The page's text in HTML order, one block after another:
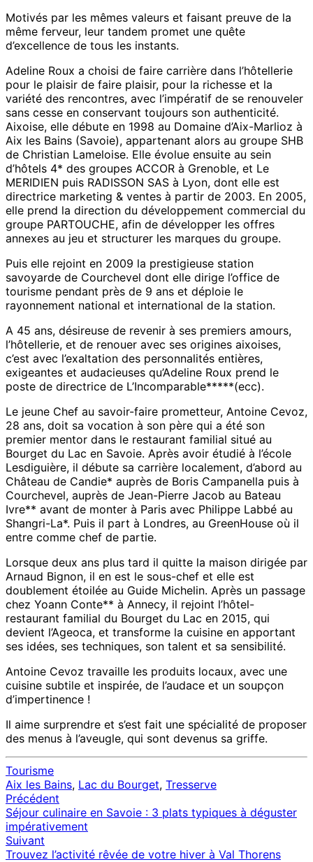
Motivés par les mêmes valeurs et faisant preuve de la
même ferveur, leur tandem promet une quête
d’excellence de tous les instants.
Adeline Roux a choisi de faire carrière dans l’hôtellerie
pour le plaisir de faire plaisir, pour la richesse et la
variété des rencontres, avec l’impératif de se renouveler
sans cesse en conservant toujours son authenticité.
Aixoise, elle débute en 1998 au Domaine d’Aix-Marlioz à
Aix les Bains (Savoie), appartenant alors au groupe SHB
de Christian Lameloise. Elle évolue ensuite au sein
d’hôtels 4* des groupes ACCOR à Grenoble, et Le
MERIDIEN puis RADISSON SAS à Lyon, dont elle est
directrice marketing & ventes à partir de 2003. En 2005,
elle prend la direction du développement commercial du
groupe PARTOUCHE, afin de développer les offres
annexes au jeu et structurer les marques du groupe.
Puis elle rejoint en 2009 la prestigieuse station
savoyarde de Courchevel dont elle dirige l’office de
tourisme pendant près de 9 ans et déploie le
rayonnement national et international de la station.
A 45 ans, désireuse de revenir à ses premiers amours,
l’hôtellerie, et de renouer avec ses origines aixoises,
c’est avec l’exaltation des personnalités entières,
exigeantes et audacieuses qu’Adeline Roux prend le
poste de directrice de L’Incomparable*****(ecc).
Le jeune Chef au savoir-faire prometteur, Antoine Cevoz,
28 ans, doit sa vocation à son père qui a été son
premier mentor dans le restaurant familial situé au
Bourget du Lac en Savoie. Après avoir étudié à l’école
Lesdiguière, il débute sa carrière localement, d’abord au
Château de Candie* auprès de Boris Campanella puis à
Courchevel, auprès de Jean-Pierre Jacob au Bateau
Ivre** avant de monter à Paris avec Philippe Labbé au
Shangri-La*. Puis il part à Londres, au GreenHouse où il
entre comme chef de partie.
Lorsque deux ans plus tard il quitte la maison dirigée par
Arnaud Bignon, il en est le sous-chef et elle est
doublement étoilée au Guide Michelin. Après un passage
chez Yoann Conte** à Annecy, il rejoint l’hôtel-
restaurant familial du Bourget du Lac en 2015, qui
devient l’Ageoca, et transforme la cuisine en apportant
ses idées, ses techniques, son talent et sa sensibilité.
Antoine Cevoz travaille les produits locaux, avec une
cuisine subtile et inspirée, de l’audace et un soupçon
d’impertinence !
Il aime surprendre et s’est fait une spécialité de proposer
des menus à l’aveugle, qui sont devenus sa griffe.
Tourisme
Aix les Bains, Lac du Bourget, Tresserve
Navigation
d'article
Précédent
Séjour culinaire en Savoie : 3 plats typiques à déguster
impérativement
Suivant
Trouvez l’activité rêvée de votre hiver à Val Thorens